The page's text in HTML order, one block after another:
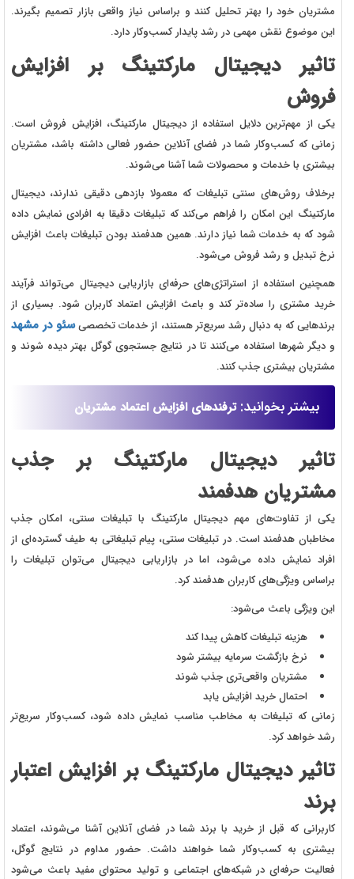
مشتریان خود را بهتر تحلیل کنند و براساس نیاز واقعی بازار تصمیم بگیرند.
این موضوع نقش مهمی در رشد پایدار کسب‌وکار دارد.
تاثیر دیجیتال مارکتینگ بر افزایش
فروش
یکی از مهم‌ترین دلایل استفاده از دیجیتال مارکتینگ، افزایش فروش است.
زمانی که کسب‌وکار شما در فضای آنلاین حضور فعالی داشته باشد، مشتریان
بیشتری با خدمات و محصولات شما آشنا می‌شوند.
برخلاف روش‌های سنتی تبلیغات که معمولا بازدهی دقیقی ندارند، دیجیتال
مارکتینگ این امکان را فراهم می‌کند که تبلیغات دقیقا به افرادی نمایش داده
شود که به خدمات شما نیاز دارند. همین هدفمند بودن تبلیغات باعث افزایش
نرخ تبدیل و رشد فروش می‌شود.
همچنین استفاده از استراتژی‌های حرفه‌ای بازاریابی دیجیتال می‌تواند فرآیند
خرید مشتری را ساده‌تر کند و باعث افزایش اعتماد کاربران شود. بسیاری از
برندهایی که به دنبال رشد سریع‌تر هستند، از خدمات تخصصیسئو در مشهد
و دیگر شهرها استفاده می‌کنند تا در نتایج جستجوی گوگل بهتر دیده شوند و
مشتریان بیشتری جذب کنند.
بیشتر بخوانید:ترفندهای افزایش اعتماد مشتریان
تاثیر دیجیتال مارکتینگ بر جذب
مشتریان هدفمند
یکی از تفاوت‌های مهم دیجیتال مارکتینگ با تبلیغات سنتی، امکان جذب
مخاطبان هدفمند است. در تبلیغات سنتی، پیام تبلیغاتی به طیف گسترده‌ای از
افراد نمایش داده می‌شود، اما در بازاریابی دیجیتال می‌توان تبلیغات را
براساس ویژگی‌های کاربران هدفمند کرد.
این ویژگی باعث می‌شود:
هزینه تبلیغات کاهش پیدا کند
نرخ بازگشت سرمایه بیشتر شود
مشتریان واقعی‌تری جذب شوند
احتمال خرید افزایش یابد
زمانی که تبلیغات به مخاطب مناسب نمایش داده شود، کسب‌وکار سریع‌تر
رشد خواهد کرد.
تاثیر دیجیتال مارکتینگ بر افزایش اعتبار
برند
کاربرانی که قبل از خرید با برند شما در فضای آنلاین آشنا می‌شوند، اعتماد
بیشتری به کسب‌وکار شما خواهند داشت. حضور مداوم در نتایج گوگل،
فعالیت حرفه‌ای در شبکه‌های اجتماعی و تولید محتوای مفید باعث می‌شود